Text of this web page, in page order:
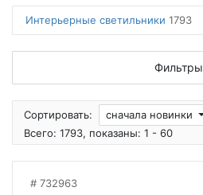
Интерьерные светильники 1793
Фильтры
Сортировать:
сначала новинки
Всего: 1793, показаны: 1 - 60
732963